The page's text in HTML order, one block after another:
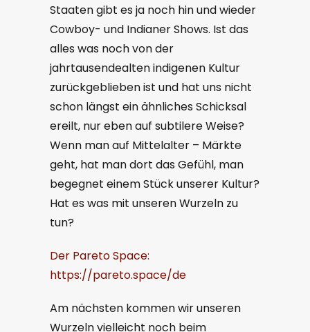
Staaten gibt es ja noch hin und wieder
Cowboy- und Indianer Shows. Ist das
alles was noch von der
jahrtausendealten indigenen Kultur
zurückgeblieben ist und hat uns nicht
schon längst ein ähnliches Schicksal
ereilt, nur eben auf subtilere Weise?
Wenn man auf Mittelalter – Märkte
geht, hat man dort das Gefühl, man
begegnet einem Stück unserer Kultur?
Hat es was mit unseren Wurzeln zu
tun?
Der Pareto Space:
https://pareto.space/de
Am nächsten kommen wir unseren
Wurzeln vielleicht noch beim